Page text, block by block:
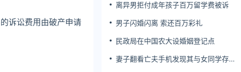
诉讼费用由破产申请
离异男拒付成年孩子百万留学费被诉
男子闪婚闪离 索还百万彩礼
民政局在中国农大设婚姻登记点
妻子翻看亡夫手机发现其与女同学存婚